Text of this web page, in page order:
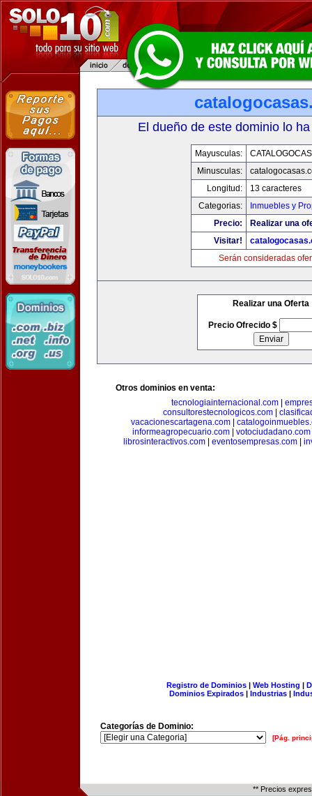
El dueño de este dominio lo
Mayusculas:
Minusculas:
Longitud:
13 caracteres
Categorias:
Inmuebles y
Precio:
Realizar una
Visitar!
Serán consideradas
Realizar una Oferta
Precio Ofrecido $
Otros dominios en venta:
tecnologiainternacional.com|
consultorestecnologicos.com
vacacionescartagena.com
informeagropecuario.com| votociudadano.com
librosinteractivos.com| eventosempresas.com|
Registro de Dominios| Web Hosting |
Dominios Expirados | Industrias |
Categorías de Dominio:
[Pág.
** Precios